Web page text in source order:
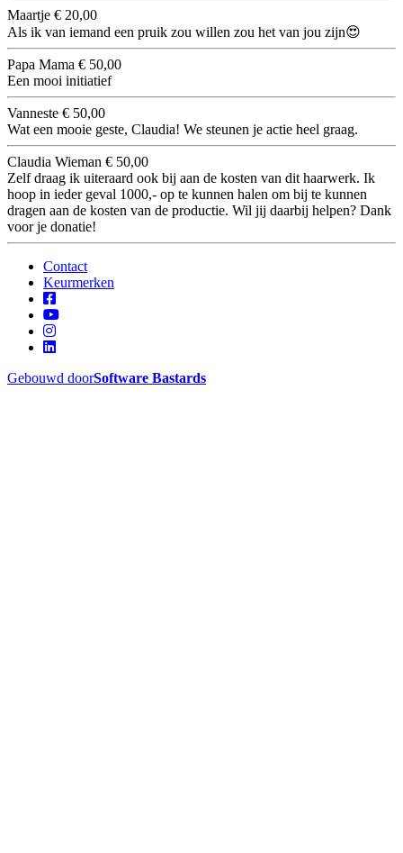
Maartje € 20,00
Als ik van iemand een pruik zou willen zou het van jou zijn😍
Papa Mama € 50,00
Een mooi initiatief
Vanneste € 50,00
Wat een mooie geste, Claudia! We steunen je actie heel graag.
Claudia Wieman € 50,00
Zelf draag ik uiteraard ook bij aan de kosten van dit haarwerk. Ik
hoop in ieder geval 1000,- op te kunnen halen om bij te kunnen
dragen aan de kosten van de productie. Wil jij daarbij helpen? Dank
voor je donatie!
Contact
Keurmerken
Gebouwd doorSoftware Bastards